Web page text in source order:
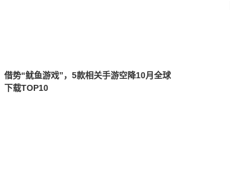
借势“鱿鱼游戏”，5款相关手游空降10月全球
下载TOP10